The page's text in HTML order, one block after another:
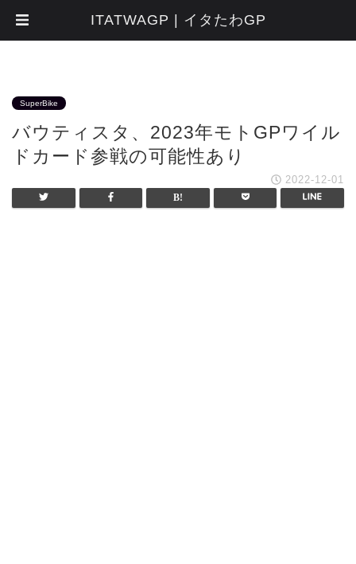
SuperBike
バウティスタ、2023年モトGPワイル
ドカード参戦の可能性あり
2022-12-01
ITATWAGP | イタたわGP